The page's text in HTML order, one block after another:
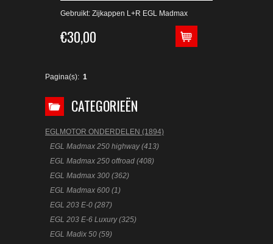
Gebruikt: Zijkappen L+R EGL Madmax
€30,00
Pagina(s): 1
CATEGORIEËN
EGLMOTOR ONDERDELEN (1894)
EGL Madmax 250 highway (413)
EGL Madmax 250 offroad (408)
EGL Madmax 300 (362)
EGL Madmax 600 (1)
EGL 203 E-0 (287)
EGL 203 E-6 Luxury (325)
EGL Madix 50 (59)